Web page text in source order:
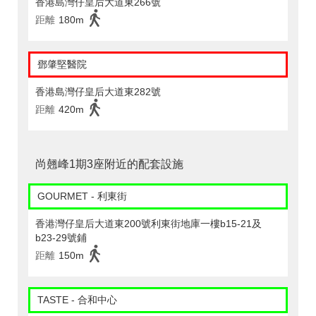
香港島灣仔皇后大道東266號
距離 180m
鄧肇堅醫院
香港島灣仔皇后大道東282號
距離 420m
尚翹峰1期3座附近的配套設施
GOURMET - 利東街
香港灣仔皇后大道東200號利東街地庫一樓b15-21及
b23-29號鋪
距離 150m
TASTE - 合和中心